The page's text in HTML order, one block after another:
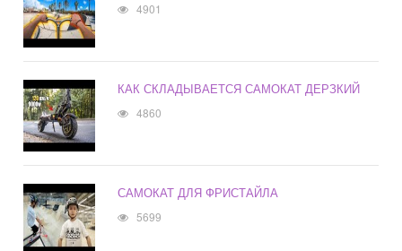
4901
КАК СКЛАДЫВАЕТСЯ САМОКАТ ДЕРЗКИЙ
4860
САМОКАТ ДЛЯ ФРИСТАЙЛА
5699